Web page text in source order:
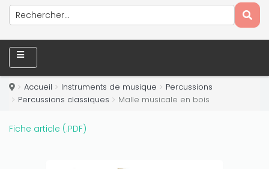
Accueil Instruments de musique
Percussions
Percussions classiques
Malle musicale en bois
Fiche article (.PDF)